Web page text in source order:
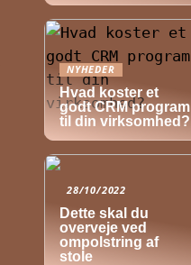
NYHEDER
Hvad koster et
godt CRM program
til din virksomhed?
28/10/2022
Dette skal du
overveje ved
ompolstring af
stole